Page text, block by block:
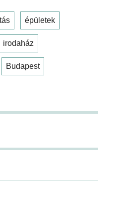
épületek
irodaház
Budapest